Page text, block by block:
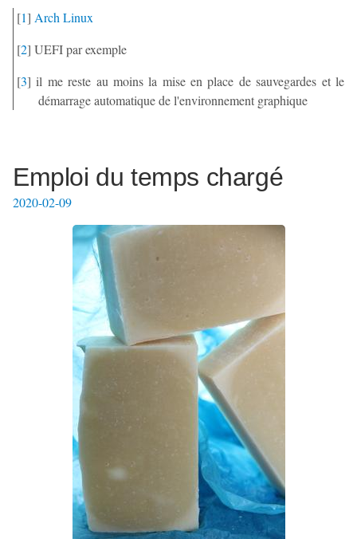
[1] Arch Linux
[2] UEFI par exemple
[3] il me reste au moins la mise en place de sauvegardes et le
démarrage automatique de l'environnement graphique
Emploi du temps chargé
2020-02-09